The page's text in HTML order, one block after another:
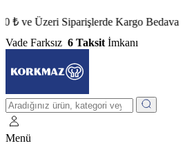
Siparişlerde Kargo Bedava •
Vade Farksız 6 Taksit İmkanı
Menü